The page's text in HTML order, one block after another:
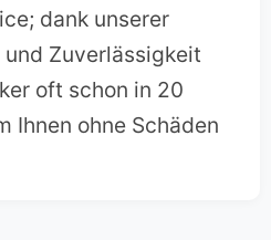
dank unserer
Zuverlässigkeit
oft schon in 20
Ihnen ohne Schäden